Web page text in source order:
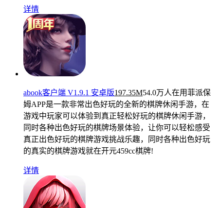
详情
abook客户端 V1.9.1 安卓版197.35M54.0万人在用菲派保
姆APP是一款非常出色好玩的全新的棋牌休闲手游，在
游戏中玩家可以体验到真正轻松好玩的棋牌休闲手游，
同时各种出色好玩的棋牌场景体验，让你可以轻松感受
真正出色好玩的棋牌游戏挑战乐趣，同时各种出色好玩
的真实的棋牌游戏就在开元459cc棋牌!
详情